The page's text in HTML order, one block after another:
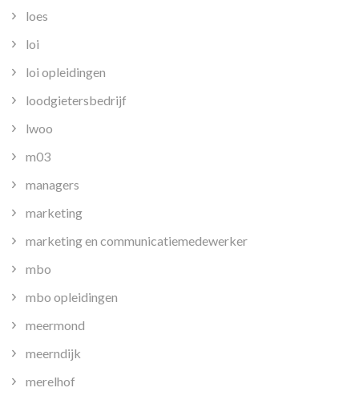
loes
loi
loi opleidingen
loodgietersbedrijf
lwoo
m03
managers
marketing
marketing en communicatiemedewerker
mbo
mbo opleidingen
meermond
meerndijk
merelhof